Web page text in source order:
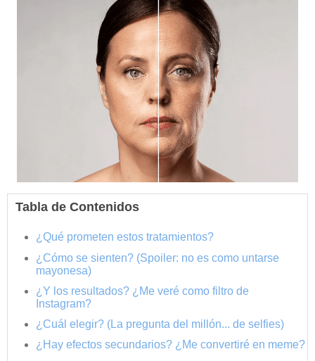
Tabla de Contenidos
¿Qué prometen estos tratamientos?
¿Cómo se sienten? (Spoiler: no es como untarse
mayonesa)
¿Y los resultados? ¿Me veré como filtro de
Instagram?
¿Cuál elegir? (La pregunta del millón... de selfies)
¿Hay efectos secundarios? ¿Me convertiré en meme?